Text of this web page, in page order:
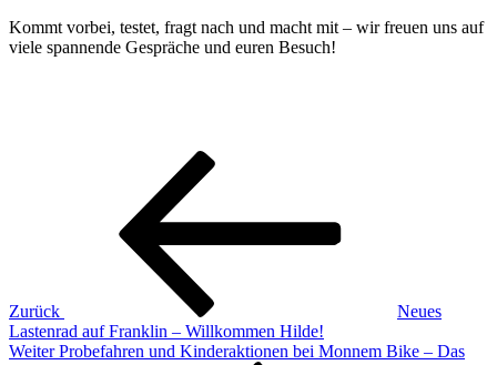
Kommt vorbei, testet, fragt nach und macht mit – wir freuen uns auf
viele spannende Gespräche und euren Besuch!
Beitragsnavigation
Zurück
Neues
Lastenrad auf Franklin – Willkommen Hilde!
Nächster
Weiter Probefahren und Kinderaktionen bei Monnem Bike – Das